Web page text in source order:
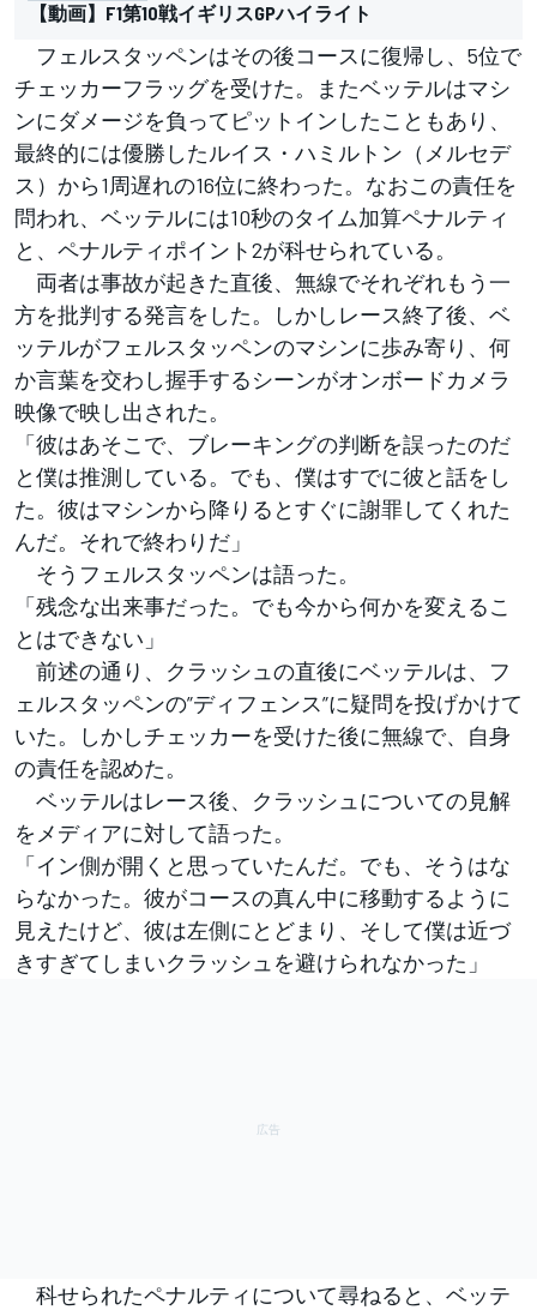
【動画】F1第10戦イギリスGPハイライト
フェルスタッペンはその後コースに復帰し、5位で
チェッカーフラッグを受けた。またベッテルはマシ
ンにダメージを負ってピットインしたこともあり、
最終的には優勝したルイス・ハミルトン（メルセデ
ス）から1周遅れの16位に終わった。なおこの責任を
問われ、ベッテルには10秒のタイム加算ペナルティ
と、ペナルティポイント2が科せられている。
両者は事故が起きた直後、無線でそれぞれもう一
方を批判する発言をした。しかしレース終了後、ベ
ッテルがフェルスタッペンのマシンに歩み寄り、何
か言葉を交わし握手するシーンがオンボードカメラ
映像で映し出された。
「彼はあそこで、ブレーキングの判断を誤ったのだ
と僕は推測している。でも、僕はすでに彼と話をし
た。彼はマシンから降りるとすぐに謝罪してくれた
んだ。それで終わりだ」
そうフェルスタッペンは語った。
「残念な出来事だった。でも今から何かを変えるこ
とはできない」
前述の通り、クラッシュの直後にベッテルは、フ
ェルスタッペンの”ディフェンス”に疑問を投げかけて
いた。しかしチェッカーを受けた後に無線で、自身
の責任を認めた。
ベッテルはレース後、クラッシュについての見解
をメディアに対して語った。
「イン側が開くと思っていたんだ。でも、そうはな
らなかった。彼がコースの真ん中に移動するように
見えたけど、彼は左側にとどまり、そして僕は近づ
きすぎてしまいクラッシュを避けられなかった」
科せられたペナルティについて尋ねると、ベッテ